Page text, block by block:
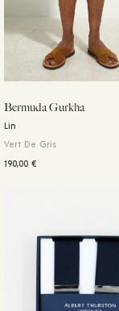
Bermuda Gurkha
Lin
Vert De Gris
190,00 €